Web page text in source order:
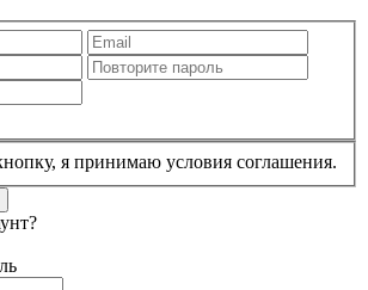
я принимаю условия соглашения.